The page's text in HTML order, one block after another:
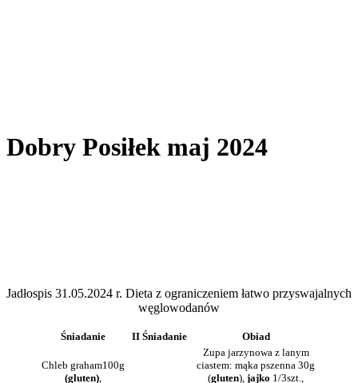
Dobry Posiłek maj 2024
Jadłospis 31.05.2024 r. Dieta z ograniczeniem łatwo przyswajalnych
węglowodanów
Śniadanie II Śniadanie Obiad
Chleb graham100g
(gluten),
Zupa jarzynowa z lanym
ciastem: mąka pszenna 30g
(gluten), jajko 1/3szt.,